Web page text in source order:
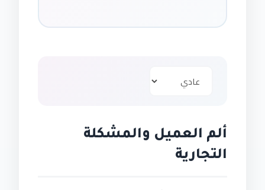
ألم العميل والمشكلة
التجارية